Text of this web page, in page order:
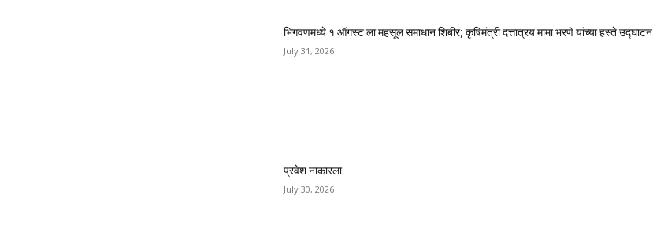
भिगवणमध्ये १ ऑगस्ट ला महसूल समाधान शिबीर; कृषिमंत्री दत्तात्रय मामा भरणे यांच्या हस्ते उद्घाटन
July 31, 2026
प्रवेश नाकारला
July 30, 2026